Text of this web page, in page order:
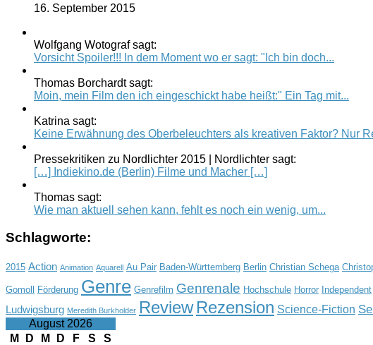
16. September 2015
Wolfgang Wotograf sagt:
Vorsicht Spoiler!!! In dem Moment wo er sagt: "Ich bin doch...
Thomas Borchardt sagt:
Moin, mein Film den ich eingeschickt habe heißt:" Ein Tag mit...
Katrina sagt:
Keine Erwähnung des Oberbeleuchters als kreativen Faktor? Nur
Pressekritiken zu Nordlichter 2015 | Nordlichter sagt:
[…] Indiekino.de (Berlin) Filme und Macher […]
Thomas sagt:
Wie man aktuell sehen kann, fehlt es noch ein wenig, um...
Schlagworte:
2015 Action Animation Aquarell Au Pair Baden-Württemberg Berlin Christian Schega
Gomoll Förderung Genre Genrefilm Genrenale Hochschule Horror Independent
Ludwigsburg Meredith Burkholder Review Rezension Science-Fiction
August 2026
M
D M D F S
S